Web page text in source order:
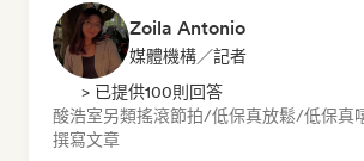
Zoila Antonio
媒體機構／記者
> 已提供100則回答
酸浩室另類搖滾節拍/低保真放鬆/低保真
撰寫文章